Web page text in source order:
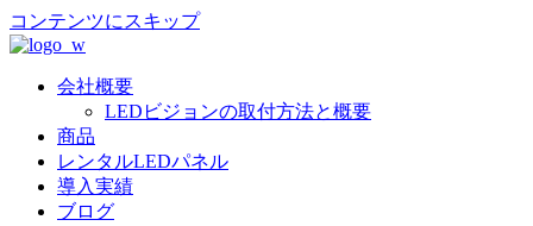
コンテンツにスキップ
会社概要
LEDビジョンの取付方法と概要
商品
レンタルLEDパネル
導入実績
ブログ